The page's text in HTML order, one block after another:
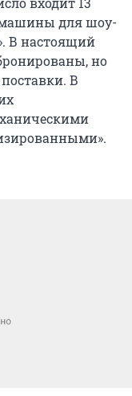
машины для шоу-
В настоящий
но
В